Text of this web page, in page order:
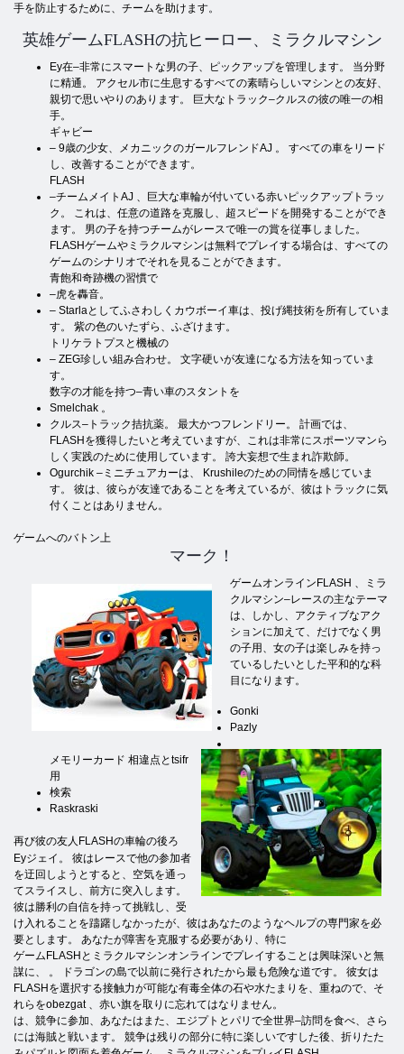
手を防止するために、チームを助けます。
英雄ゲームFLASHの抗ヒーロー、ミラクルマシン
Ey在–非常にスマートな男の子、ピックアップを管理します。 当分野
に精通。 アクセル市に生息するすべての素晴らしいマシンとの友好、
親切で思いやりのあります。 巨大なトラック–クルスの彼の唯一の相
手。
ギャビー
– 9歳の少女、メカニックのガールフレンドAJ 。 すべての車をリード
し、改善することができます。
FLASH
–チームメイトAJ 、巨大な車輪が付いている赤いピックアップトラッ
ク。 これは、任意の道路を克服し、超スピードを開発することができ
ます。 男の子を持つチームがレースで唯一の賞を従事しました。
FLASHゲームやミラクルマシンは無料でプレイする場合は、すべての
ゲームのシナリオでそれを見ることができます。
青飽和奇跡機の習慣で
–虎を轟音。
– Starlaとしてふさわしくカウボーイ車は、投げ縄技術を所有していま
す。 紫の色のいたずら、ふざけます。
トリケラトプスと機械の
– ZEG珍しい組み合わせ。 文字硬いが友達になる方法を知っていま
す。
数字の才能を持つ–青い車のスタントを
Smelchak 。
クルス–トラック拮抗薬。 最大かつフレンドリー。 計画では、
FLASHを獲得したいと考えていますが、これは非常にスポーツマンら
しく実践のために使用しています。 誇大妄想で生まれ詐欺師。
Ogurchik –ミニチュアカーは、 Krushileのための同情を感じていま
す。 彼は、彼らが友達であることを考えているが、彼はトラックに気
付くことはありません。
ゲームへのバトン上
マーク！
ゲームオンラインFLASH 、ミラ
クルマシン–レースの主なテーマ
は、しかし、アクティブなアク
ションに加えて、だけでなく男
の子用、女の子は楽しみを持っ
ているしたいとした平和的な科
目になります。
Gonki
Pazly
メモリーカード 相違点とtsifr
用
検索
Raskraski
再び彼の友人FLASHの車輪の後ろ
Eyジェイ。 彼はレースで他の参加者
を迂回しようとすると、空気を通っ
てスライスし、前方に突入します。
彼は勝利の自信を持って挑戦し、受
け入れることを躊躇しなかったが、彼はあなたのようなヘルプの専門家を必
要とします。 あなたが障害を克服する必要があり、特に
ゲームFLASHとミラクルマシンオンラインでプレイすることは興味深いと無
謀に、 。 ドラゴンの島で以前に発行されたから最も危険な道です。 彼女は
FLASHを選択する接触力が可能な有毒全体の石や水たまりを、重ねので、そ
れらをobezgat 、赤い旗を取りに忘れてはなりません。
は、競争に参加、あなたはまた、エジプトとパリで全世界–訪問を食べ、さら
には海賊と戦います。 競争は残りの部分に特に楽しいですした後、折りたた